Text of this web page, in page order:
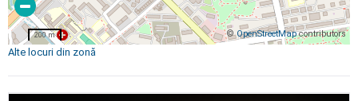
©OpenStreetMapcontributors
200 m
Alte locuri din zonă